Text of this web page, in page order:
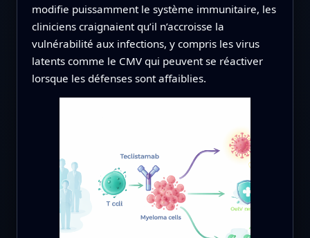
modifie puissamment le système immunitaire, les
cliniciens craignaient qu’il n’accroisse la
vulnérabilité aux infections, y compris les virus
latents comme le CMV qui peuvent se réactiver
lorsque les défenses sont affaiblies.